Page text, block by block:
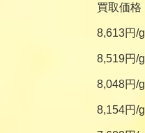
買取価格
8,613円/g
8,519円/g
8,048円/g
8,154円/g